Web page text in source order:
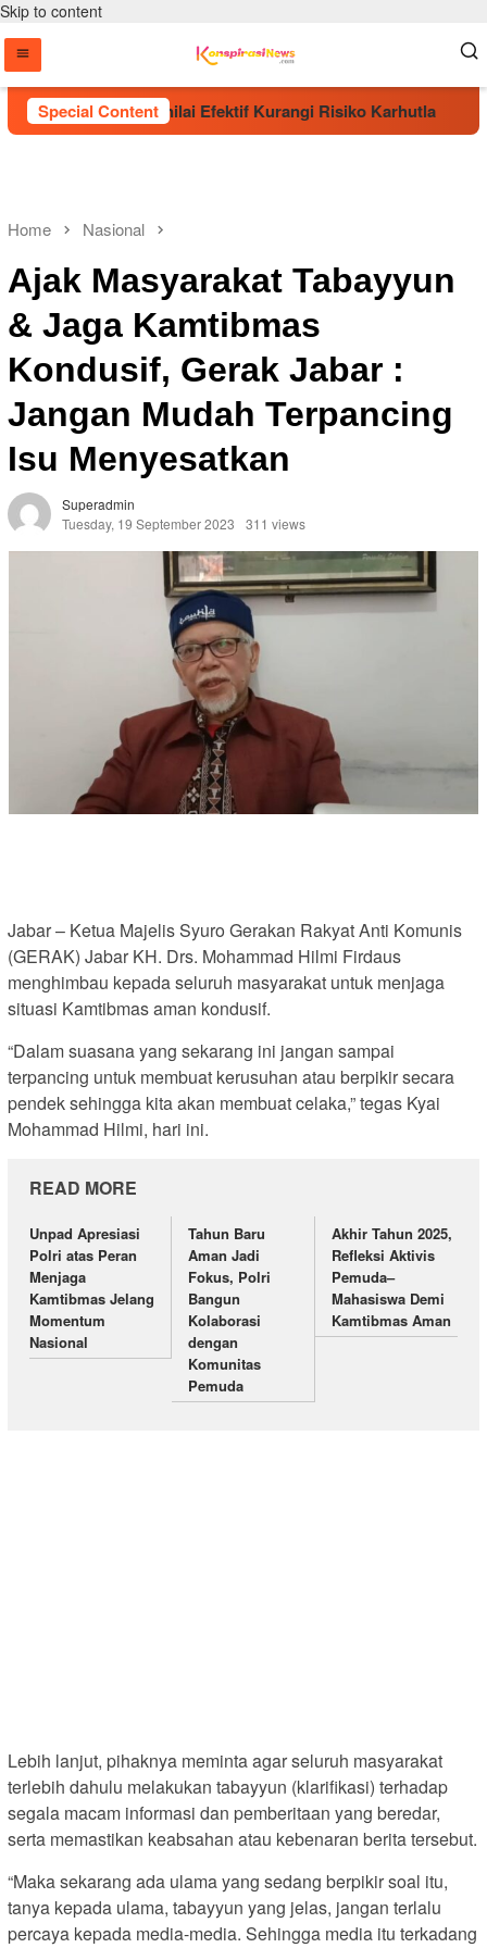
Skip to content
Special Content
Pohon Dinilai Efektif Kurangi Risiko Karhutla
Home Nasional
Ajak Masyarakat Tabayyun
& Jaga Kamtibmas
Kondusif, Gerak Jabar :
Jangan Mudah Terpancing
Isu Menyesatkan
Superadmin
Tuesday, 19 September 2023
311 views
Jabar – Ketua Majelis Syuro Gerakan Rakyat Anti Komunis
(GERAK) Jabar KH. Drs. Mohammad Hilmi Firdaus
menghimbau kepada seluruh masyarakat untuk menjaga
situasi Kamtibmas aman kondusif.
“Dalam suasana yang sekarang ini jangan sampai
terpancing untuk membuat kerusuhan atau berpikir secara
pendek sehingga kita akan membuat celaka,” tegas Kyai
Mohammad Hilmi, hari ini.
READ MORE
Unpad Apresiasi
Polri atas Peran
Menjaga
Kamtibmas Jelang
Momentum
Nasional
Tahun Baru
Aman Jadi
Fokus, Polri
Bangun
Kolaborasi
dengan
Komunitas
Pemuda
Akhir Tahun 2025,
Refleksi Aktivis
Pemuda–
Mahasiswa Demi
Kamtibmas Aman
Lebih lanjut, pihaknya meminta agar seluruh masyarakat
terlebih dahulu melakukan tabayyun (klarifikasi) terhadap
segala macam informasi dan pemberitaan yang beredar,
serta memastikan keabsahan atau kebenaran berita tersebut.
“Maka sekarang ada ulama yang sedang berpikir soal itu,
tanya kepada ulama, tabayyun yang jelas, jangan terlalu
percaya kepada media-media. Sehingga media itu terkadang